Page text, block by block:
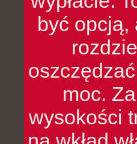
być opcją,
moc.
wysokości